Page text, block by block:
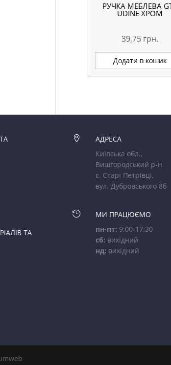
РУЧКА МЕБЛЕВА
UDINE ХРОМ
39,75 грн.
Додати в кошик
ТА

АДРЕСА
Київська обл.,
Вишгородський р-н
с. Старі Петрівці,
вул. Дубровського 8б

МИ ПРАЦЮЄМО
пн-пт: 9:00-17:30
сб: вихідний
нд: вихідний